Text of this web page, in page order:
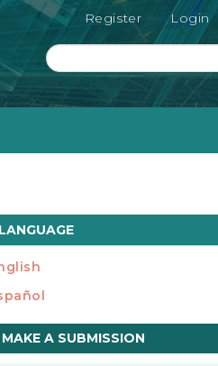
Register Login
LANGUAGE
MAKE A SUBMISSION